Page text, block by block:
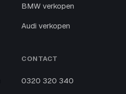
BMW verkopen
Audi verkopen
CONTACT
0320 320 340